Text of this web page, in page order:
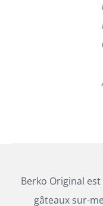
Berko Original
gâteaux sur-